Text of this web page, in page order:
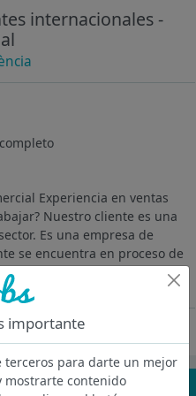
internacionales -
Experiencia en ventas
Nuestro cliente es una
Es una empresa de
se encuentra en proceso de
Oferta desactivada
importante
terceros para darte un mejor
mostrarte contenido